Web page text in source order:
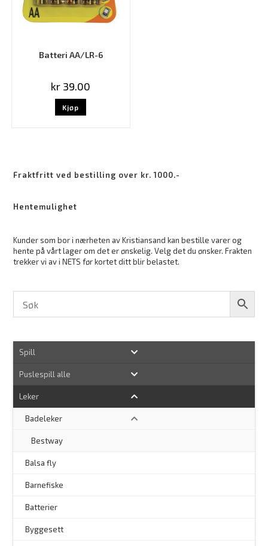
Batteri AA/LR-6
kr 39.00
Kjøp
Fraktfritt ved bestilling over kr. 1000.-
Hentemulighet
Kunder som bor i nærheten av Kristiansand kan bestille varer og
hente på vårt lager om det er ønskelig. Velg det du ønsker. Frakten
trekker vi av i NETS før kortet ditt blir belastet.
Spill
Puslespill alle
Leker
Badeleker
Bestway
Balsa fly
Barnefiske
Batterier
Byggesett